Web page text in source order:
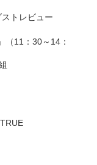
トレビュー
（11：30～14：